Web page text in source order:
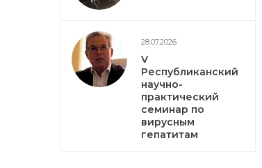
28.07.2026
V
Республиканский
научно-
практический
семинар по
вирусным
гепатитам